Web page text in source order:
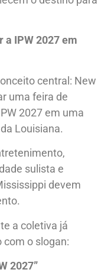
a IPW 2027 em
central: New
uma feira de
2027 em uma
Louisiana.
sulista e
devem
a coletiva já
o slogan:
2027”